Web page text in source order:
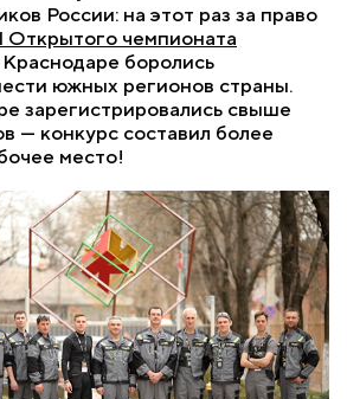
России: на этот раз за право
Открытого чемпионата
боролись
южных регионов страны.
зарегистрировались свыше
— конкурс составил более
место!